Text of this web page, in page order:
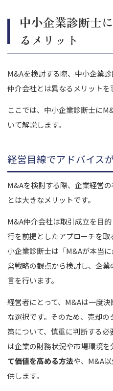
中小企業診断士
るメリット
M&Aを検討する際、中小企業
仲介会社とは異なるメリットを
ここでは、中小企業診断士に
いて解説します。
経営目線でアドバイス
M&Aを検討する際、企業経営
とは大きなメリットです。
M&A仲介会社は取引成立を目
行を前提としたアプローチを
小企業診断士は「M&Aが本当
営戦略の観点から検討し、企
言を行います。
経営者にとって、M&Aは一度
な選択です。そのため、売却
策について、慎重に判断する
は企業の財務状況や市場環境を
て価値を高める方法や、M&A
供します。